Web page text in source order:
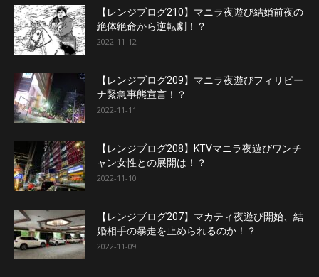
【レンジブログ210】マニラ夜遊び結婚前夜の
絶体絶命から逆転劇！？
2022-11-12
【レンジブログ209】マニラ夜遊びフィリピー
ナ緊急事態宣言！？
2022-11-11
【レンジブログ208】KTVマニラ夜遊びワンチ
ャン女性との展開は！？
2022-11-10
【レンジブログ207】マカティ夜遊び開始、結
婚相手の暴走を止められるのか！？
2022-11-09